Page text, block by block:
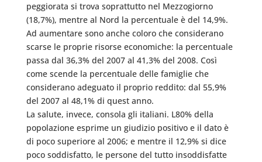
peggiorata si trova soprattutto nel Mezzogiorno
(18,7%), mentre al Nord la percentuale è del 14,9%.
Ad aumentare sono anche coloro che considerano
scarse le proprie risorse economiche: la percentuale
passa dal 36,3% del 2007 al 41,3% del 2008. Così
come scende la percentuale delle famiglie che
considerano adeguato il proprio reddito: dal 55,9%
del 2007 al 48,1% di quest anno.
La salute, invece, consola gli italiani. L80% della
popolazione esprime un giudizio positivo e il dato è
di poco superiore al 2006; e mentre il 12,9% si dice
poco soddisfatto, le persone del tutto insoddisfatte